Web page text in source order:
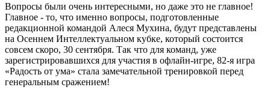
Вопросы были очень интересными, но даже это не главное!
Главное - то, что именно вопросы, подготовленные
редакционной командой Алеся Мухина, будут представлены
на Осеннем Интеллектуальном кубке, который состоится
совсем скоро, 30 сентября. Так что для команд, уже
зарегистрировавшихся для участия в офлайн-игре, 82-я игра
«Радость от ума» стала замечательной тренировкой перед
генеральным сражением!